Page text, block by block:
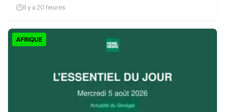
Il y a 20 heures
AFRIQUE